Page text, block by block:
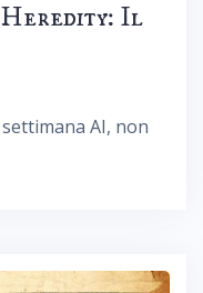
Heredity: Il
AI, non